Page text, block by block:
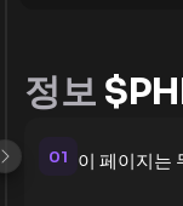
정보
01 이 페이지는